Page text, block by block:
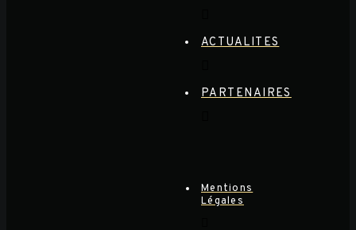
ACTUALITES
PARTENAIRES
Mentions
Légales